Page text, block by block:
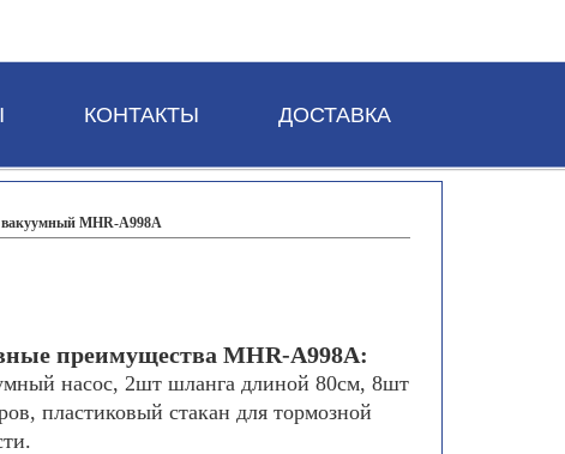
КОНТАКТЫ ДОСТАВКА
вакуумный MHR-A998A
преимущества MHR-A998A:
насос, 2шт шланга длиной 80см, 8шт
пластиковый стакан для тормозной